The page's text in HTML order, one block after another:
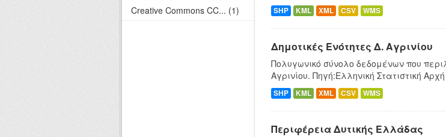
SHP KML XML CSV WMS
Δημοτικές Ενότητες Δ. Αγρινίου
Πολυγωνικό σύνολο δεδομένων που
Αγρινίου. Πηγή:Ελληνική Στατιστική Αρχή
SHP KML XML CSV WMS
Περιφέρεια Δυτικής Ελλάδας
Creative Commons CC... (1)